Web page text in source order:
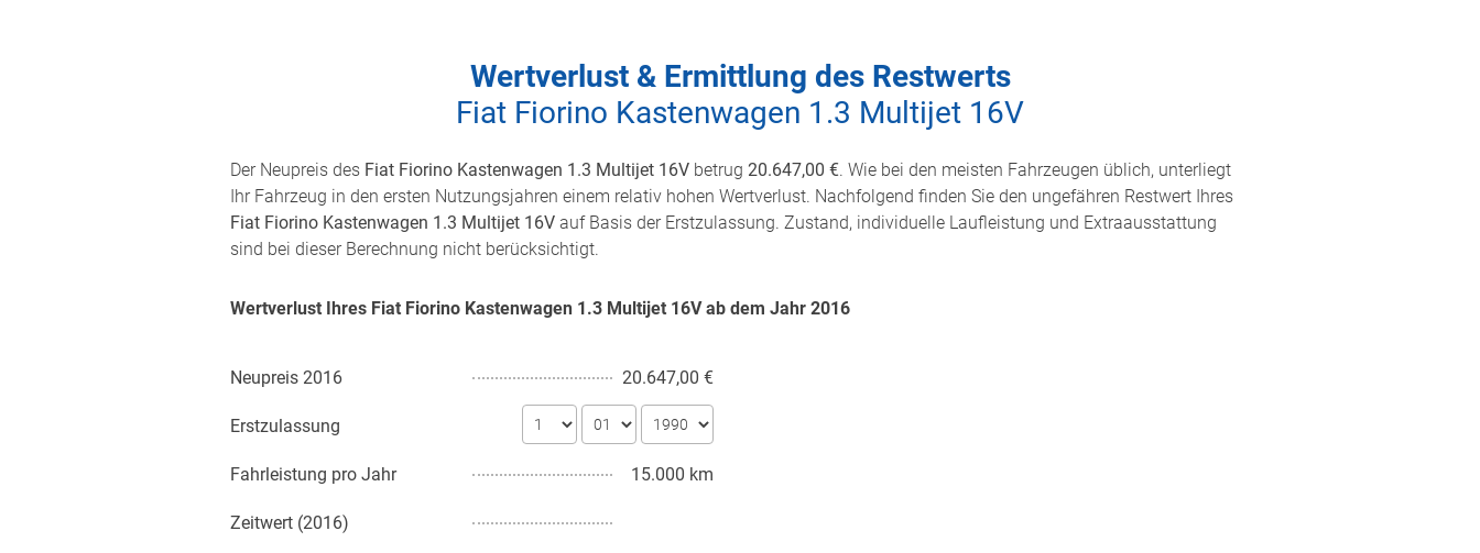
Wertverlust & Ermittlung des Restwerts
Fiat Fiorino Kastenwagen 1.3 Multijet 16V
Der Neupreis des Fiat Fiorino Kastenwagen 1.3 Multijet 16V betrug 20.647,00 €. Wie bei den meisten Fahrzeugen üblich, unterliegt
Ihr Fahrzeug in den ersten Nutzungsjahren einem relativ hohen Wertverlust. Nachfolgend finden Sie den ungefähren Restwert Ihres
Fiat Fiorino Kastenwagen 1.3 Multijet 16V auf Basis der Erstzulassung. Zustand, individuelle Laufleistung und Extraausstattung
sind bei dieser Berechnung nicht berücksichtigt.
Wertverlust Ihres Fiat Fiorino Kastenwagen 1.3 Multijet 16V ab dem Jahr 2016
Neupreis 2016 20.647,00 €
Erstzulassung
Fahrleistung pro Jahr 15.000 km
Zeitwert (2016)